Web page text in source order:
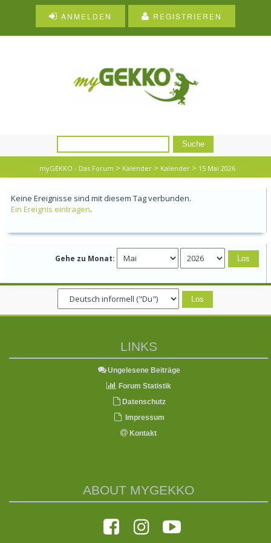
ANMELDEN REGISTRIEREN
myGEKKO - Das Forum > Kalender > Kalender > 15 Mai 2026
Keine Ereignisse sind mit diesem Tag verbunden.
Ein Ereignis eintragen.
Gehe zu Monat:
LINKS
Ungelesene Beiträge
Forum Statistik
Datenschutz
Impressum
Kontakt
ABOUT MYGEKKO